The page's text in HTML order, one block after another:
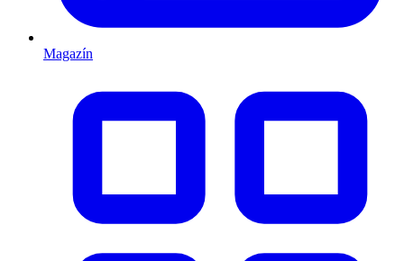
Magazín